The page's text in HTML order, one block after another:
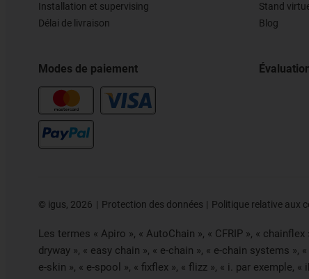
Installation et supervising
Délai de livraison
Modes de paiement
Stand
Blog
© igus, 2026 Protection des données Politique relative aux
Les termes « Apiro », « AutoChain », « CFRIP », «
dryway », « easy chain », « e-chain », « e-chain systems
e-skin », « e-spool », « fixflex », « flizz », « i. par exemple,